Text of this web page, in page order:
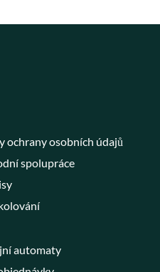
ochrany osobních údajů
spolupráce
automaty